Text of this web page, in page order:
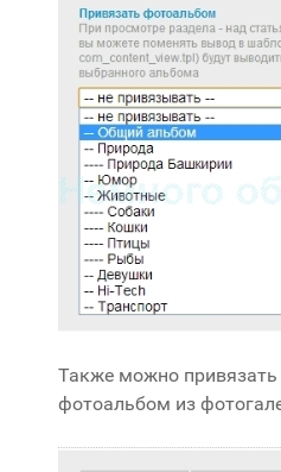
Также можно привязать
фотоальбом из